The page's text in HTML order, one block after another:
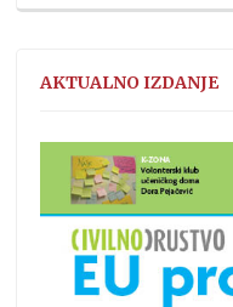
AKTUALNO IZDANJE